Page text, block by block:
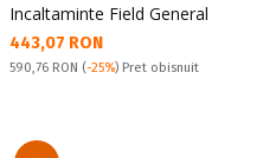
Incaltaminte Field General
Текуща цена:
443,07 RON
Pret obisnuit:
590,76 RON (-25%) Pret obisnuit